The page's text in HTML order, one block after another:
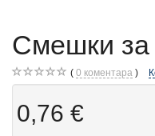
Смешки за
0 коментара
0,76 €